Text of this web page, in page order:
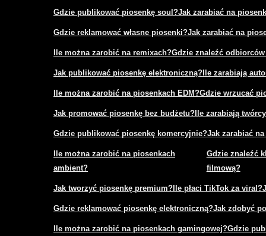
Gdzie publikować piosenkę soul?Jak zarabiać na
Gdzie reklamować własne piosenki?Jak zarabiać na
Ile można zarobić na remixach?Gdzie znaleźć
Jak publikować piosenkę elektroniczną? Ile zarabiają
Ile można zarobić na piosenkach EDM?Gdzie wrzucać
Jak promować piosenkę bez budżetu? Ile zarabiają
Gdzie publikować piosenkę komercyjnie?Jak zarabiać
Ile można zarobić na piosenkach
ambient?
Gdzie znaleźć
filmową?
Jak tworzyć piosenkę premium? Ile płaci TikTok za viral?
Gdzie reklamować piosenkę elektroniczną?Jak zdobyć
Ile można zarobić na piosenkach gamingowej?Gdzie